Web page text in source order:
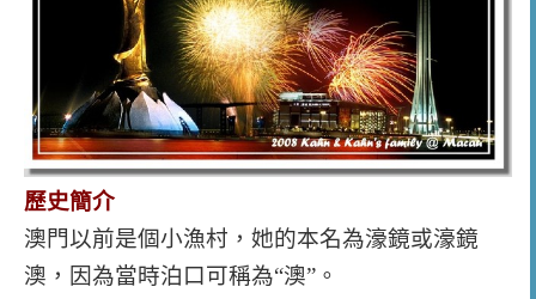
歷史簡介
澳門以前是個小漁村，她的本名為濠鏡或濠鏡
澳，因為當時泊口可稱為“澳”。